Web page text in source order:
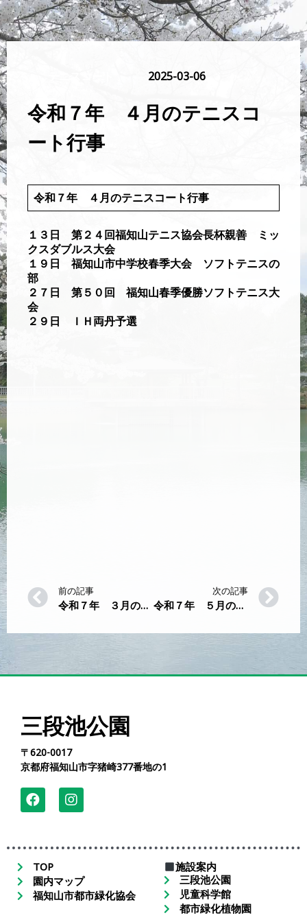
2025-03-06
令和７年 ４月のテニスコ
ート行事
令和７年 ４月のテニスコート行事
１３日 第２４回福知山テニス協会長杯親善 ミッ
クスダブルス大会
１９日 福知山市中学校春季大会 ソフトテニスの
部
２７日 第５０回 福知山春季優勝ソフトテニス大
会
２９日 ＩＨ両丹予選
前の記事
令和７年 ３月のテニスコート行事
次の記事
令和７年 ５月のテニスコート行事
三段池公園
〒620-0017
京都府福知山市字猪崎377番地の1
TOP
園内マップ
福知山市都市緑化協会
施設案内
三段池公園
児童科学館
都市緑化植物園